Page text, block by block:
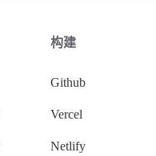
构建
Github
Vercel
Netlify